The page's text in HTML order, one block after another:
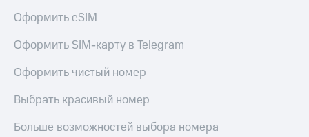
Оформить eSIM
Оформить SIM-карту в Telegram
Оформить чистый номер
Выбрать красивый номер
Больше возможностей выбора номера